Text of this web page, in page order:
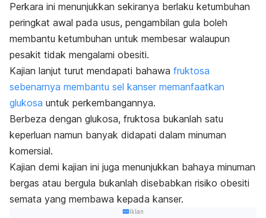
Perkara ini menunjukkan sekiranya berlaku ketumbuhan
peringkat awal pada usus, pengambilan gula boleh
membantu ketumbuhan untuk membesar walaupun
pesakit tidak mengalami obesiti.
Kajian lanjut turut mendapati bahawa fruktosa
sebenarnya membantu sel kanser memanfaatkan
glukosa untuk perkembangannya.
Berbeza dengan glukosa, fruktosa bukanlah satu
keperluan namun banyak didapati dalam minuman
komersial.
Kajian demi kajian ini juga menunjukkan bahaya minuman
bergas atau bergula bukanlah disebabkan risiko obesiti
semata yang membawa kepada kanser.
Iklan